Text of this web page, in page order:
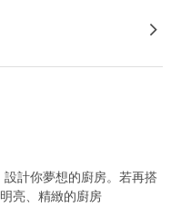
計你夢想的廚房。若再搭
亮、精緻的廚房